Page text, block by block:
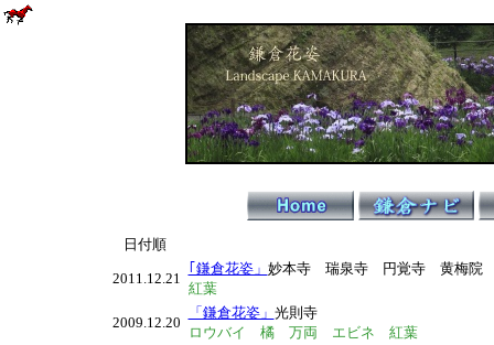
日付順
2011.12.21
｢鎌倉花姿」 妙本寺 瑞泉寺 円覚寺 黄梅
紅葉
2009.12.20
「鎌倉花姿」 光則寺
ロウバイ 橘 万両 エビネ 紅葉